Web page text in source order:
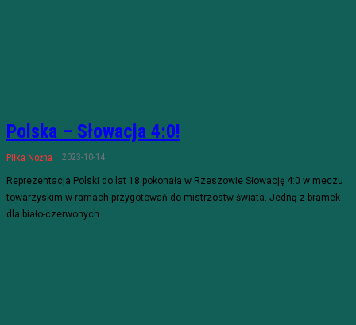
Polska – Słowacja 4:0!
Piłka Nożna 2023-10-14
Reprezentacja Polski do lat 18 pokonała w Rzeszowie Słowację 4:0 w meczu
towarzyskim w ramach przygotowań do mistrzostw świata. Jedną z bramek
dla biało-czerwonych...